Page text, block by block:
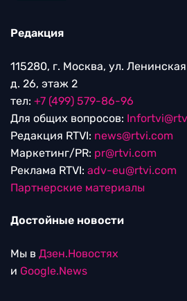
Редакция
115280, г. Москва, ул.
д. 26, этаж 2
тел: +7 (499) 579-86-96
Для общих вопросов:
Редакция RTVI: news@rtvi.com
Маркетинг/PR: pr@rtvi.com
Реклама RTVI: adv-eu@rtvi.com
Партнерские материалы
Достойные новости
Мы в Дзен.Новостях
и Google.News